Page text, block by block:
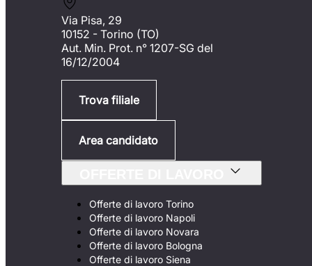
Via Pisa, 29
10152 - Torino (TO)
Aut. Min. Prot. n° 1207-SG del
16/12/2004
Trova filiale
Area candidato
Offerte di lavoro Torino
Offerte di lavoro Napoli
Offerte di lavoro Novara
Offerte di lavoro Bologna
Offerte di lavoro Siena